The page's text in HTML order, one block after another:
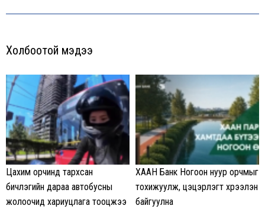
Холбоотой мэдээ
Цахим орчинд тархсан
бичлэгийн дараа автобусны
жолоочид хариуцлага тооцжээ
ХААН Банк Ногоон нуур орчмыг
тохижуулж, цэцэрлэгт хүрээлэн
байгуулна